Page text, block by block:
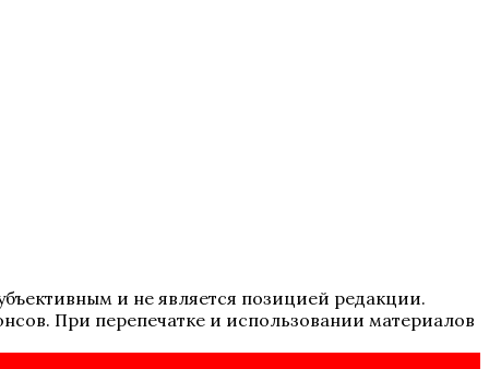
и не является позицией редакции.
При перепечатке и использовании материалов